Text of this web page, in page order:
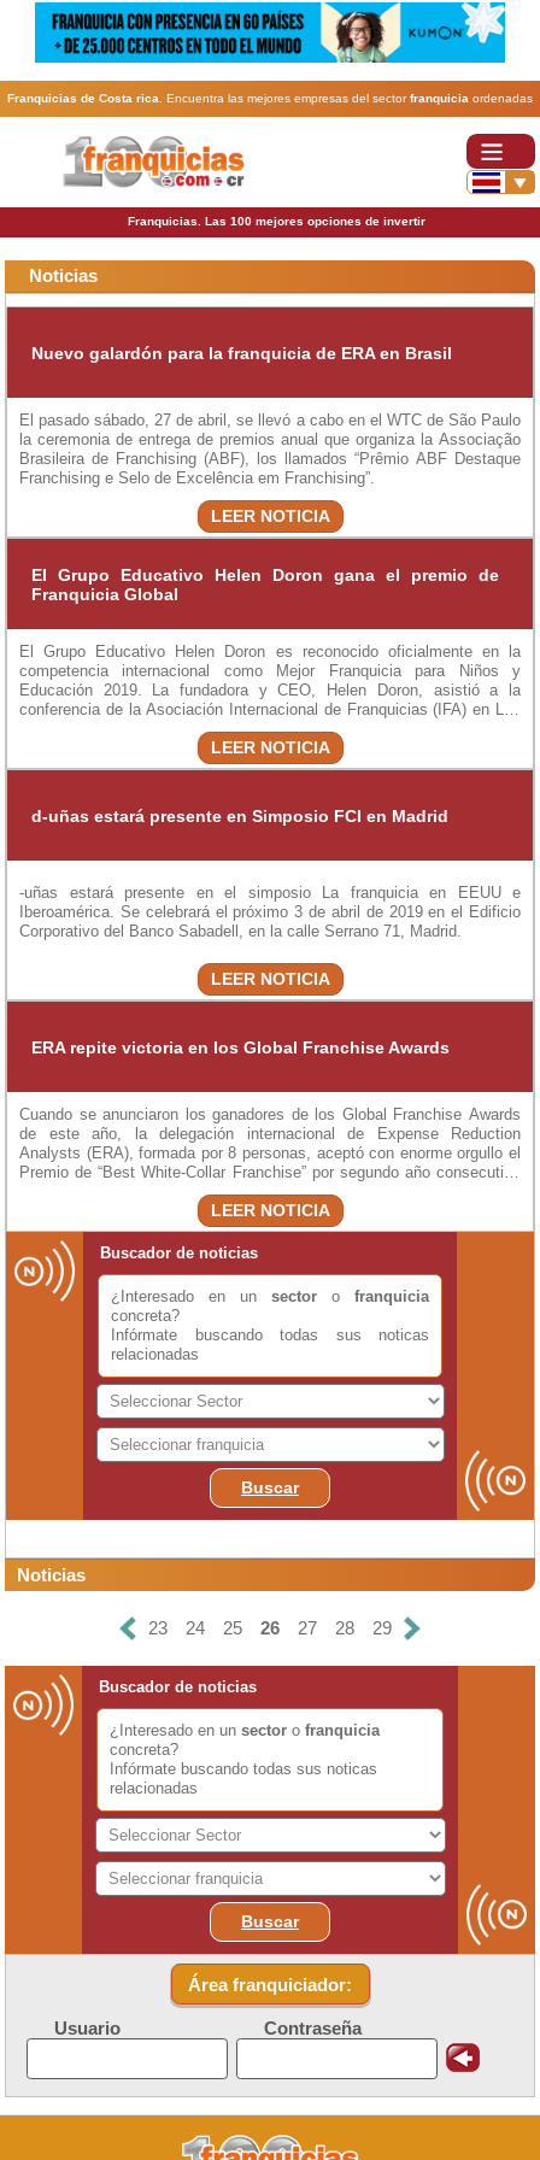
Franquicias de Costa rica . Encuentra las mejores empresas del sectorfranquicia ordenadas
por actividad. En www.100franquicias.cr encontrarás las más rentables, baratas y
Franquicias. Las 100 mejores opciones de invertir
Noticias
Nuevo galardón para la franquicia de ERA en Brasil
El pasado sábado, 27 de abril, se llevó a cabo en el WTC de São Paulo
la ceremonia de entrega de premios anual que organiza la Associação
Brasileira de Franchising (ABF), los llamados “Prêmio ABF Destaque
Franchising e Selo de Excelência em Franchising”.
LEER NOTICIA
El Grupo Educativo Helen Doron gana el premio de
Franquicia Global
El Grupo Educativo Helen Doron es reconocido oficialmente en la
competencia internacional como Mejor Franquicia para Niños y
Educación 2019. La fundadora y CEO, Helen Doron, asistió a la
conferencia de la Asociación Internacional de Franquicias (IFA) en Las
Vegas, Nevada, para recibir el codiciado trofeo.
LEER NOTICIA
d-uñas estará presente en Simposio FCI en Madrid
-uñas estará presente en el simposio La franquicia en EEUU e
Iberoamérica. Se celebrará el próximo 3 de abril de 2019 en el Edificio
Corporativo del Banco Sabadell, en la calle Serrano 71, Madrid.
LEER NOTICIA
ERA repite victoria en los Global Franchise Awards
Cuando se anunciaron los ganadores de los Global Franchise Awards
de este año, la delegación internacional de Expense Reduction
Analysts (ERA), formada por 8 personas, aceptó con enorme orgullo el
Premio de “Best White-Collar Franchise” por segundo año consecutivo
en Las Vegas, dentro de la Feria Internacional de Franquicias.
LEER NOTICIA
Buscador de noticias
¿Interesado en un sector o franquicia
concreta?
Infórmate buscando todas sus noticas
relacionadas
Buscar
Noticias
23 24 25 26 27 28 29
Buscador de noticias
¿Interesado en un sector o franquicia
concreta?
Infórmate buscando todas sus noticas
relacionadas
Buscar
Área franquiciador:
Usuario Contraseña